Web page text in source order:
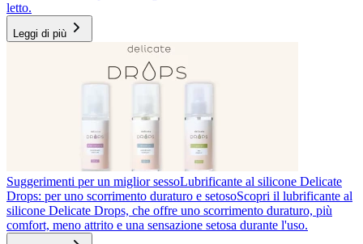
letto.
Leggi di più
Suggerimenti per un miglior sessoLubrificante al silicone Delicate
Drops: per uno scorrimento duraturo e setosoScopri il lubrificante al
silicone Delicate Drops, che offre uno scorrimento duraturo, più
comfort, meno attrito e una sensazione setosa durante l'uso.